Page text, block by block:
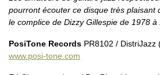
pourront écouter ce disque très plaisant
le complice de Dizzy Gillespie de 1978 à
PosiTone Records PR8102 / DistriJazz
www.posi-tone.com